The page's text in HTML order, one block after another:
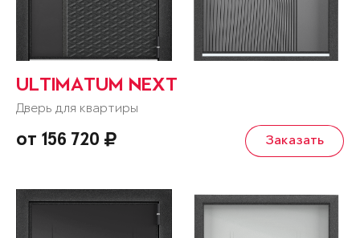
ULTIMATUM NEXT
Дверь для квартиры
от 156 720 Заказать